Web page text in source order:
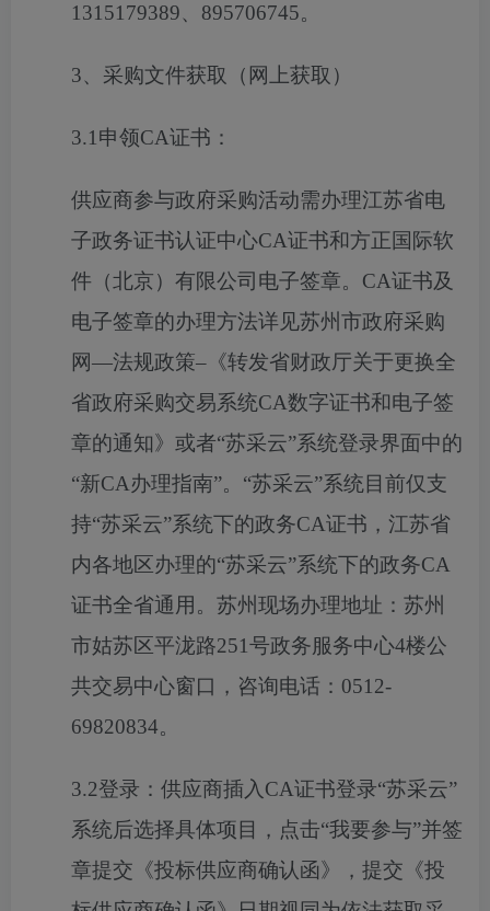
1315179389、895706745。
3、采购文件获取（网上获取）
3.1申领CA证书：
供应商参与政府采购活动需办理江苏省电
子政务证书认证中心CA证书和方正国际软
件（北京）有限公司电子签章。CA证书及
电子签章的办理方法详见苏州市政府采购
网―法规政策–《转发省财政厅关于更换全
省政府采购交易系统CA数字证书和电子签
章的通知》或者“苏采云”系统登录界面中的
“新CA办理指南”。“苏采云”系统目前仅支
持“苏采云”系统下的政务CA证书，江苏省
内各地区办理的“苏采云”系统下的政务CA
证书全省通用。苏州现场办理地址：苏州
市姑苏区平泷路251号政务服务中心4楼公
共交易中心窗口，咨询电话：0512-
69820834。
3.2登录：供应商插入CA证书登录“苏采云”
系统后选择具体项目，点击“我要参与”并签
章提交《投标供应商确认函》，提交《投